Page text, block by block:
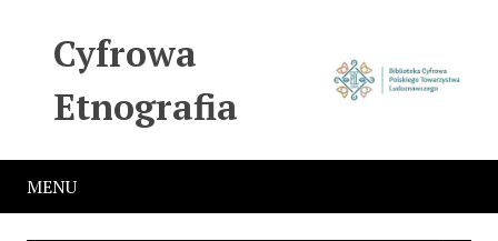
Cyfrowa
Etnografia
MENU